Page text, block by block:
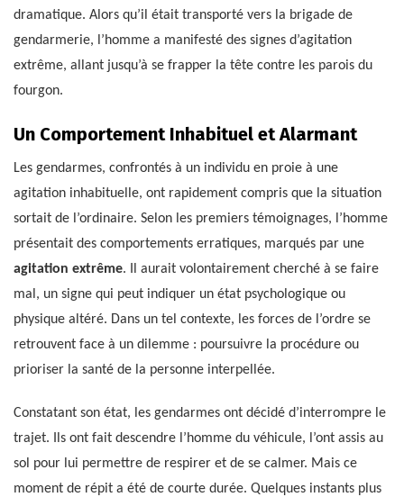
dramatique. Alors qu’il était transporté vers la brigade de
gendarmerie, l’homme a manifesté des signes d’agitation
extrême, allant jusqu’à se frapper la tête contre les parois du
fourgon.
Un Comportement Inhabituel et Alarmant
Les gendarmes, confrontés à un individu en proie à une
agitation inhabituelle, ont rapidement compris que la situation
sortait de l’ordinaire. Selon les premiers témoignages, l’homme
présentait des comportements erratiques, marqués par une
agitation extrême. Il aurait volontairement cherché à se faire
mal, un signe qui peut indiquer un état psychologique ou
physique altéré. Dans un tel contexte, les forces de l’ordre se
retrouvent face à un dilemme : poursuivre la procédure ou
prioriser la santé de la personne interpellée.
Constatant son état, les gendarmes ont décidé d’interrompre le
trajet. Ils ont fait descendre l’homme du véhicule, l’ont assis au
sol pour lui permettre de respirer et de se calmer. Mais ce
moment de répit a été de courte durée. Quelques instants plus